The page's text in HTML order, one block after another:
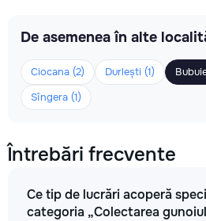
De asemenea în alte
Ciocana (2) Durlești (1)
Sîngera (1)
Întrebări frecvente
Ce tip de lucrări acoperă
categoria „Colectarea